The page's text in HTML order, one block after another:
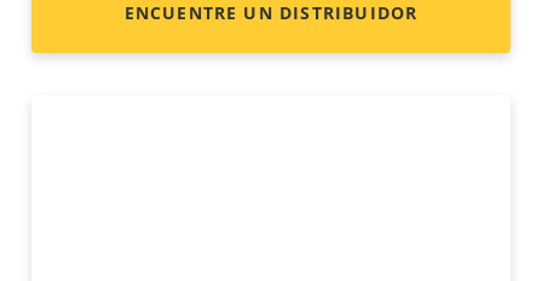
ENCUENTRE UN DISTRIBUIDOR